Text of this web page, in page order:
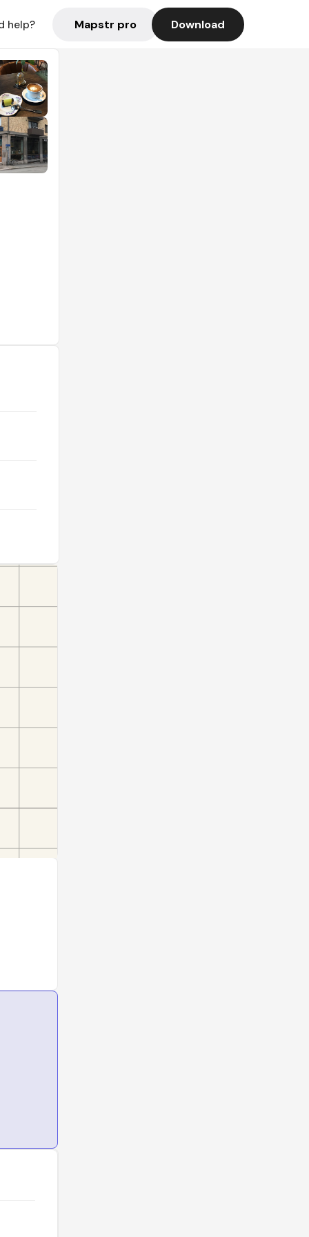
help? Mapstr pro Download